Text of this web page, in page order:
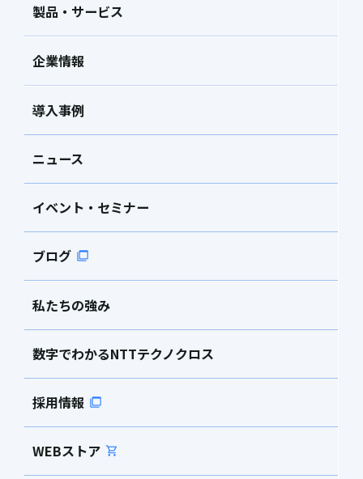
製品・サービス
企業情報
導入事例
ニュース
イベント・セミナー
ブログ
私たちの強み
数字でわかるNTTテクノクロス
採用情報
WEBストア